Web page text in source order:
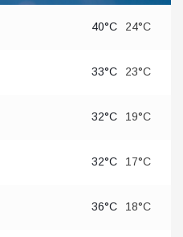
40°C 24°C
33°C 23°C
32°C 19°C
32°C 17°C
36°C 18°C